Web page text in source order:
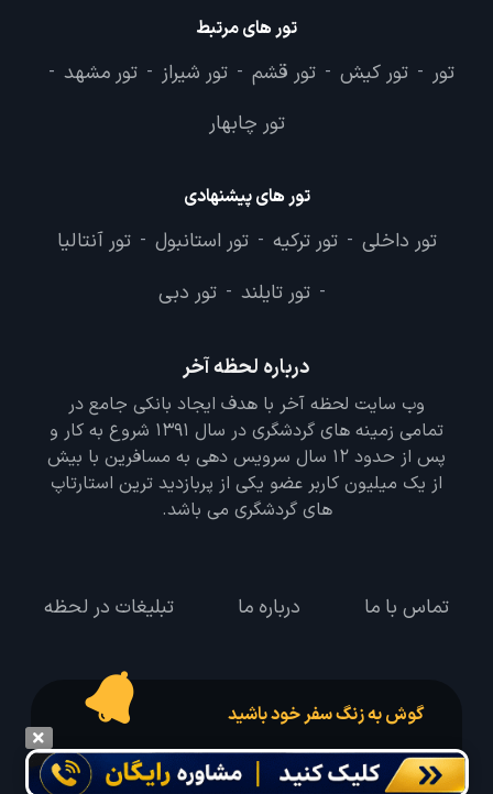
تور های مرتبط
تور - تور کیش - تور قشم - تور شیراز - تور مشهد -
تور چابهار
تور های پیشنهادی
تور داخلی - تور ترکیه - تور استانبول - تور آنتالیا
- تور تایلند - تور دبی
درباره لحظه آخر
وب سایت لحظه آخر با هدف ایجاد بانکی جامع در
تمامی زمینه های گردشگری در سال 1391 شروع به کار و
پس از حدود 12 سال سرویس دهی به مسافرین با بیش
از یک میلیون کاربر عضو یکی از پربازدید ترین استارتاپ
های گردشگری می باشد.
تماس با ما درباره ما تبلیغات در لحظه
گوش به زنگ سفر خود باشید
درخواست سفر خود را در مدت زمان دلخواه ثبت و پیامک بهترین آفر مربوط به تور
درخواستی خود را دریافت نمایید